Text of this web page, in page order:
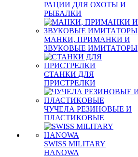
РАЦИИ ДЛЯ ОХОТЫ И
РЫБАЛКИ
МАНКИ, ПРИМАНКИ И
ЗВУКОВЫЕ ИМИТАТОРЫ
СТАНКИ ДЛЯ
ПРИСТРЕЛКИ
ЧУЧЕЛА РЕЗИНОВЫЕ И
ПЛАСТИКОВЫЕ
SWISS MILITARY
HANOWA